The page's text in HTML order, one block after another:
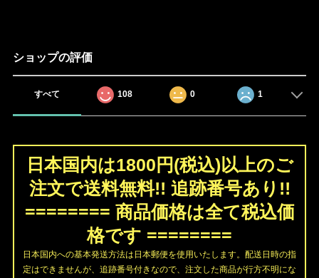
ショップの評価
すべて 108 0 1
日本国内は1800円(税込)以上のご
注文で送料無料!! 追跡番号あり!!
======== 商品価格は全て税込価
格です ========
日本国内への基本発送方法は日本郵便を使用いたします。配送日時の指
定はできませんが、追跡番号付きなので、注文した商品が行方不明にな